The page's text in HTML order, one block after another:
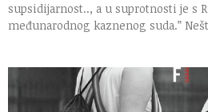
supsidijarnost.., a u suprotnosti je s
međunarodnog kaznenog suda.”